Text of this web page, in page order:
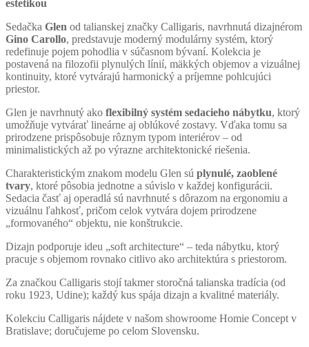
estetikou
Sedačka Glen od talianskej značky Calligaris, navrhnutá dizajnérom
Gino Carollo, predstavuje moderný modulárny systém, ktorý
redefinuje pojem pohodlia v súčasnom bývaní. Kolekcia je
postavená na filozofii plynulých línií, mäkkých objemov a vizuálnej
kontinuity, ktoré vytvárajú harmonický a príjemne pohlcujúci
priestor.
Glen je navrhnutý ako flexibilný systém sedacieho nábytku, ktorý
umožňuje vytvárať lineárne aj oblúkové zostavy. Vďaka tomu sa
prirodzene prispôsobuje rôznym typom interiérov – od
minimalistických až po výrazne architektonické riešenia.
Charakteristickým znakom modelu Glen sú plynulé, zaoblené
tvary, ktoré pôsobia jednotne a súvislo v každej konfigurácii.
Sedacia časť aj operadlá sú navrhnuté s dôrazom na ergonomiu a
vizuálnu ľahkosť, pričom celok vytvára dojem prirodzene
„formovaného“ objektu, nie konštrukcie.
Dizajn podporuje ideu „soft architecture“ – teda nábytku, ktorý
pracuje s objemom rovnako citlivo ako architektúra s priestorom.
Za značkou Calligaris stojí takmer storočná talianska tradícia (od
roku 1923, Udine); každý kus spája dizajn a kvalitné materiály.
Kolekciu Calligaris nájdete v našom showroome Homie Concept v
Bratislave; doručujeme po celom Slovensku.